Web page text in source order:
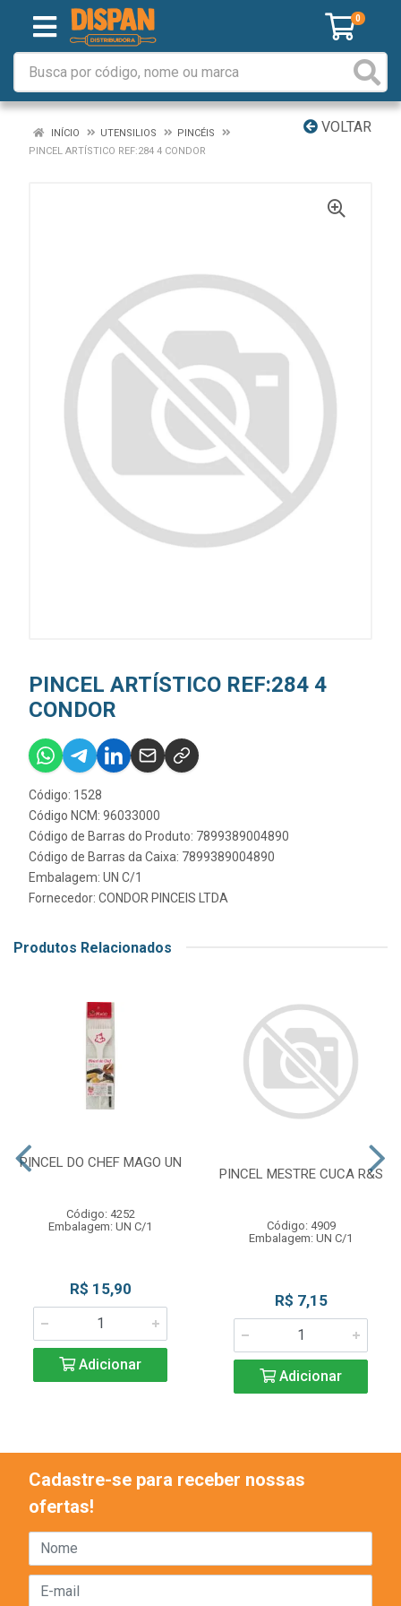
0
VOLTAR
INÍCIO UTENSILIOS
PINCÉIS
PINCEL ARTÍSTICO REF:284 4 CONDOR
PINCEL ARTÍSTICO REF:284 4
CONDOR
Código: 1528
Código NCM: 96033000
Código de Barras do Produto: 7899389004890
Código de Barras da Caixa: 7899389004890
Embalagem: UN C/1
Fornecedor: CONDOR PINCEIS LTDA
Produtos Relacionados
PINCEL DO CHEF MAGO UN
Código: 4252
Embalagem: UN C/1
R$ 15,90
Adicionar
PINCEL MESTRE CUCA R&S
Código: 4909
Embalagem: UN C/1
R$ 7,15
Adicionar
Cadastre-se para receber nossas
ofertas!